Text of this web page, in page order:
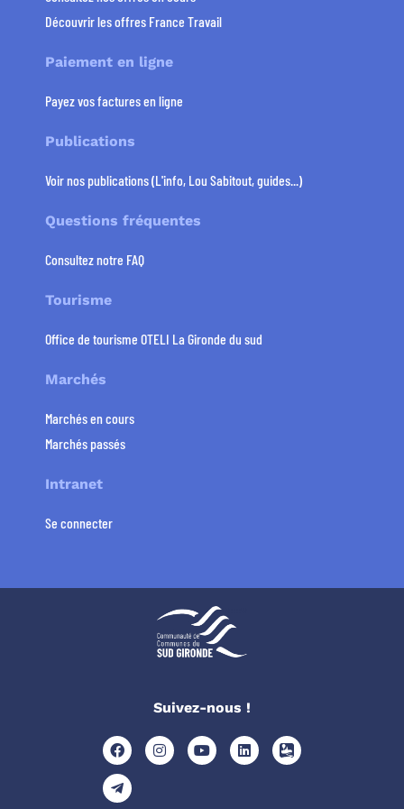
Découvrir les offres France Travail
Paiement en ligne
Payez vos factures en ligne
Publications
Voir nos publications (L'info, Lou Sabitout, guides...)
Questions fréquentes
Consultez notre FAQ
Tourisme
Office de tourisme OTELI La Gironde du sud
Marchés
Marchés en cours
Marchés passés
Intranet
Se connecter
Suivez-nous !